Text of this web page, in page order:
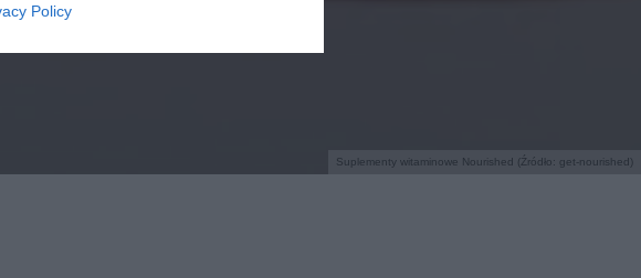
Policy
Suplementy witaminowe Nourished (Źródło: get-nourished)